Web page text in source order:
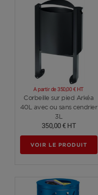
Voir plus
Corbeille sur pied Arkéa
40L avec ou sans cendrier
3L
A partir de350,00 € HT
350,00 € HT
VOIR LE PRODUIT